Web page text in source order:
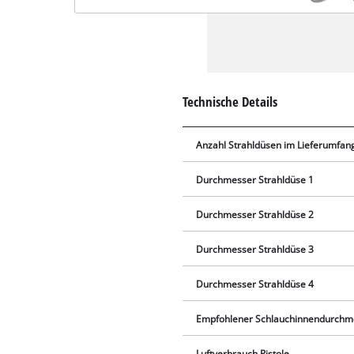
Technische Details
Anzahl Strahldüsen im
Durchmesser Strahldüse 1
Durchmesser Strahldüse 2
Durchmesser Strahldüse 3
Durchmesser Strahldüse 4
Empfohlener